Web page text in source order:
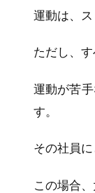
運動は、
ただし、
運動が苦
す。
その社員
この場合